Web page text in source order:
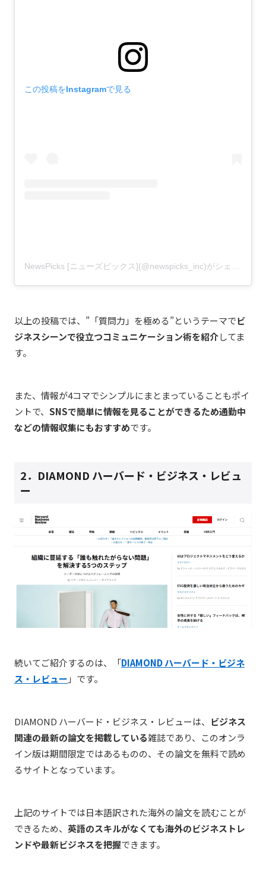
この投稿をInstagramで見る
以上の投稿では、”「質問力」を極める”というテーマでビ
ジネスシーンで役立つコミュニケーション術を紹介してま
す。
また、情報が4コマでシンプルにまとまっていることもポイ
ントで、 SNSで簡単に情報を見ることができるため通勤中
などの情報収集にもおすすめです。
2． DIAMOND ハーバード・ビジネス・レビュ
ー
続いてご紹介するのは、「DIAMOND ハーバード・ビジネ
ス・レビュー 」です。
DIAMOND ハーバード・ビジネス・レビューは、 ビジネス
関連の最新の論文を掲載している雑誌であり、このオンラ
イン版は期間限定ではあるものの、その論文を無料で読め
るサイトとなっています。
上記のサイトでは日本語訳された海外の論文を読むことが
できるため、 英語のスキルがなくても海外のビジネストレ
ンドや最新ビジネスを把握できます。